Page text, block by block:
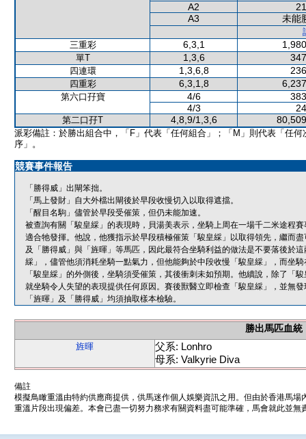
A2
A3
未能
三重彩
6,3,1
單T 1,3,6
四連環 1,3,6,8
四重彩 6,3,1,8
第六口孖寶 4/6
4/3
第二口孖T 4,8,9/1,3,6
派彩備註：於勝出組合中，「F」代表「任何組合」；「M」則代表「任何
序」。
競賽事件報告
「勝得威」出閘笨拙。
「馬上發財」自大外檔出閘後於早段收慢切入以取得遮擋。
「醒目名駒」儘管於早段受催策，但仍未能加速。
被查詢有關「駿皇綵」的表現時，貝湯美表示，坐騎上周在一場千二米途程
適合牠發揮。他說，他獲指示於早段積極催策「駿皇綵」以取得領先，繼而
及「勝得威」與「旌暉」等馬匹，因此最符合坐騎利益的做法是不要落後於
綵」，儘管他須消耗坐騎一點氣力，但他能夠於中段收慢「駿皇綵」，而坐
「駿皇綵」的外側後，坐騎須受催策，其後衝刺未如預期。他續說，除了「
就坐騎令人失望的表現提供任何原因。賽後獸醫立即檢查「駿皇綵」，並無
「旌暉」及「勝得威」均須抽取樣本檢驗。
勝出馬匹血統
旌暉
父系: Lonhro
母系: Valkyrie Diva
備註
模擬鳥瞰重溫由特約供應商提供，供馬迷作個人娛樂資訊之用。但由於香港馬
重溫片段出現偏差。本會已盡一切努力務求有關資料盡可能準確，馬會就此並